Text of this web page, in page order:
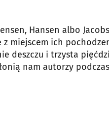
Hansen albo
miejscem ich
deszczu i trzysta
nam autorzy